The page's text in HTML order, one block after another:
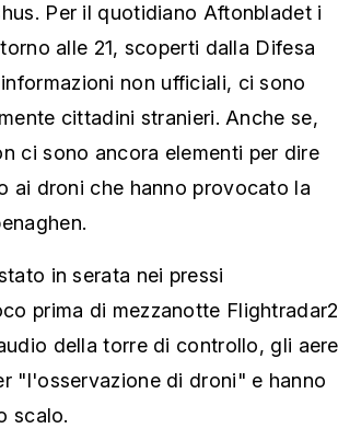
Per il quotidiano Aftonbladet i
alle 21, scoperti dalla Difesa
non ufficiali, ci sono
cittadini stranieri. Anche se,
ci sono ancora elementi per dire
ai droni che hanno provocato la
in serata nei pressi
prima di mezzanotte
della torre di controllo, gli
"l'osservazione di droni" e hanno
scalo.